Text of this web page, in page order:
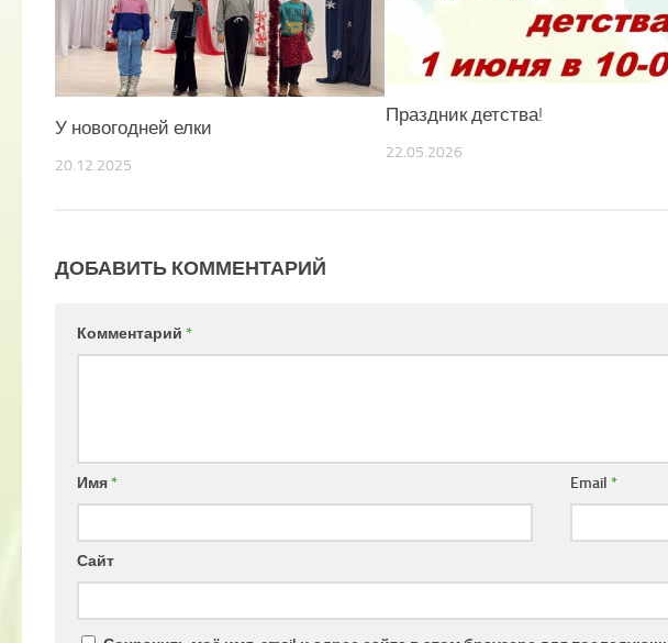
У новогодней елки
20.12.2025
Праздник детства!
22.05.2026
ДОБАВИТЬ КОММЕНТАРИЙ
Комментарий *
Имя* Email*
Сайт